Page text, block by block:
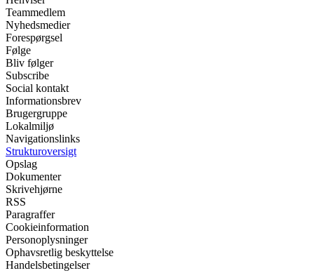
Teammedlem
Nyhedsmedier
Forespørgsel
Følge
Bliv følger
Subscribe
Social kontakt
Informationsbrev
Brugergruppe
Lokalmiljø
Navigationslinks
Strukturoversigt
Opslag
Dokumenter
Skrivehjørne
RSS
Paragraffer
Cookieinformation
Personoplysninger
Ophavsretlig beskyttelse
Handelsbetingelser